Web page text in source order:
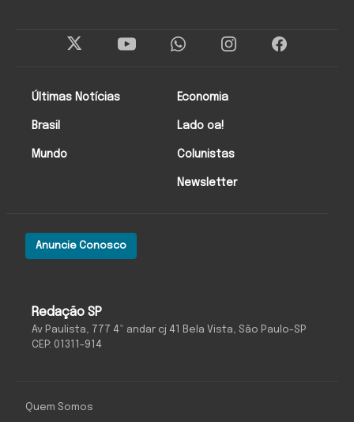
Redação SP
Av Paulista, 777 4º andar cj 41 Bela Vista, São Paulo-SP
CEP: 01311-914
Anuncie Conosco
Últimas Notícias
Brasil
Mundo
Economia
Lado oa!
Colunistas
Newsletter
Quem Somos